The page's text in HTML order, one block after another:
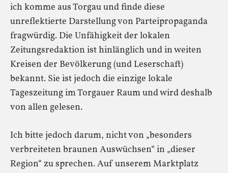
ich komme aus Torgau und finde diese
unreflektierte Darstellung von Parteipropaganda
fragwürdig. Die Unfähigkeit der lokalen
Zeitungsredaktion ist hinlänglich und in weiten
Kreisen der Bevölkerung (und Leserschaft)
bekannt. Sie ist jedoch die einzige lokale
Tageszeitung im Torgauer Raum und wird deshalb
von allen gelesen.
Ich bitte jedoch darum, nicht von „besonders
verbreiteten braunen Auswüchsen“ in „dieser
Region“ zu sprechen. Auf unserem Marktplatz